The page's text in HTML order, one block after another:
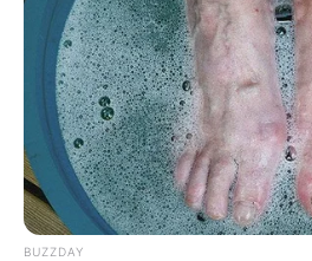
Agente de Saúde é
visitas que nunca
Terceiro lote da
4,61 bilhões para
contribuintes.
Motos e bicicletas
BUZZDAY